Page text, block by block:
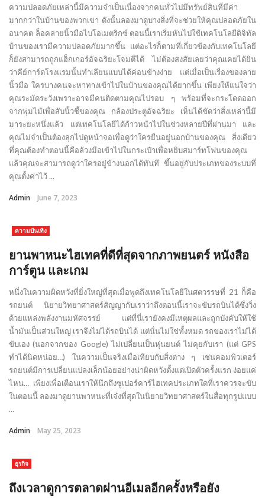
ความปลอดภัยเหล่านี้มีความจำเป็นเนื่องจากคนทั่วไปมีทรัพย์สินที่มีค่า
มากกว่าในบ้านของพวกเขา ดังนั้นลองมาดูบางสิ่งที่จะช่วยให้คุณปลอดภัยใน
อนาคต ล็อคลายนิ้วมือไบโอเมตริกซ์ ตอนนี้เราเริ่มหันไปใช้เทคโนโลยีดิจิทัล
บ้านของเรามีความปลอดภัยมากขึ้น แต่อะไรก็ตามที่เกี่ยวข้องกับเทคโนโลยี
ก็ยังสามารถถูกแฮ็กเกอร์อัจฉริยะโจมตีได้ ไม่ต้องสงสัยเลยว่าคุณเคยได้ยิน
ว่าคีย์การ์ดโรงแรมนั้นทำเลียนแบบได้ค่อนข้างง่าย แต่เมื่อเป็นเรื่องของลาย
นิ้วมือ ใครบางคนจะหาทางเข้าไปในบ้านของคุณได้ยากขึ้น เพียงให้แน่ใจว่า
คุณระมัดระวังเพราะอาจมีคนติดตามคุณไปรอบ ๆ พร้อมที่จะกระโดดออก
จากพุ่มไม้เพื่อสับนิ้วชี้ของคุณ กล้องประตูอัจฉริยะ เห็นได้ชัดว่าสิ่งเหล่านี้มี
มาระยะหนึ่งแล้ว แต่เทคโนโลยีได้ก้าวหน้าไปในช่วงหลายปีที่ผ่านมา และ
คุณไม่จำเป็นต้องลุกไปดูหน้าจอเพื่อดูว่าใครยืนอยู่นอกบ้านของคุณ สิ่งเดียว
ที่คุณต้องทำตอนนี้คือล้วงมือเข้าไปในกระเป๋าเพื่อหยิบสมาร์ทโฟนของคุณ
แล้วคุณจะสามารถดูว่าใครอยู่ข้างนอกได้ทันที ขึ้นอยู่กับประเภทของระบบที่
คุณตั้งค่าไว้ ...
Admin June 7, 2023
ความบันเทิง
ยานพาหนะไฮเทคที่ดีที่สุดจากภาพยนตร์ หนังสือ
การ์ตูน และเกม
หนึ่งในความผิดหวังที่ยิ่งใหญ่ที่สุดเมื่อพูดถึงเทคโนโลยีในศตวรรษที่ 21 ก็คือ
รถยนต์ นิยายวิทยาศาสตร์สัญญากับเราว่าถึงตอนนี้เราจะขับรถบินได้ซึ่งวิ่ง
ด้วยแหล่งพลังงานมหัศจรรย์ แต่ที่นี่เรายังคงมีเหตุผลและถูกบังคับให้ใช้
น้ำมันเป็นส่วนใหญ่ เราจึงไม่ได้รถบินได้ แต่นั่นไม่ใช่ทั้งหมด รถของเราไม่ได้
ขับเอง (นอกจากของ Google) ไม่เปลี่ยนเป็นหุ่นยนต์ ไม่คุยกับเรา (แต่ GPS
ทำได้นิดหน่อย…) ในความเป็นจริงเมื่อเทียบกับสิ่งต่าง ๆ เช่นคอมพิวเตอร์
รถยนต์มีการเปลี่ยนแปลงเล็กน้อยอย่างน่าผิดหวังตั้งแต่เปิดตัวครั้งแรก ง่อยแค่
ไหน… เพียงเพื่อเตือนเราให้นึกถึงซูเปอร์คาร์ไฮเทคประเภทใดที่เราควรจะขับ
ในตอนนี้ ลองมาดูยานพาหนะที่เจ๋งที่สุดในนิยายวิทยาศาสตร์ในสื่อทุกรูปแบบ
...
Admin May 25, 2023
ธุรกิจ
ถึงเวลาดูการตลาดผ่านอีเมลอีกครั้งหรือยัง